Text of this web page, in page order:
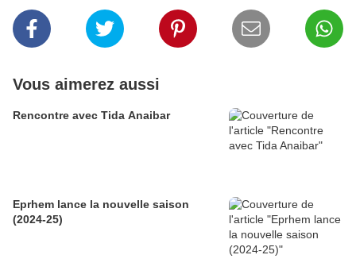
Vous aimerez aussi
Rencontre avec Tida Anaibar
Eprhem lance la nouvelle saison
(2024-25)